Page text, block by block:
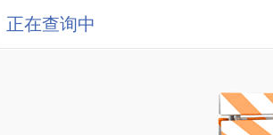
正在查询中